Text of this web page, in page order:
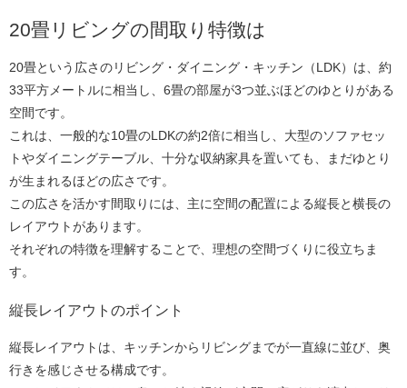
20畳リビングの間取り特徴は
20畳という広さのリビング・ダイニング・キッチン（LDK）は、約
33平方メートルに相当し、6畳の部屋が3つ並ぶほどのゆとりがある
空間です。
これは、一般的な10畳のLDKの約2倍に相当し、大型のソファセッ
トやダイニングテーブル、十分な収納家具を置いても、まだゆとり
が生まれるほどの広さです。
この広さを活かす間取りには、主に空間の配置による縦長と横長の
レイアウトがあります。
それぞれの特徴を理解することで、理想の空間づくりに役立ちま
す。
縦長レイアウトのポイント
縦長レイアウトは、キッチンからリビングまでが一直線に並び、奥
行きを感じさせる構成です。